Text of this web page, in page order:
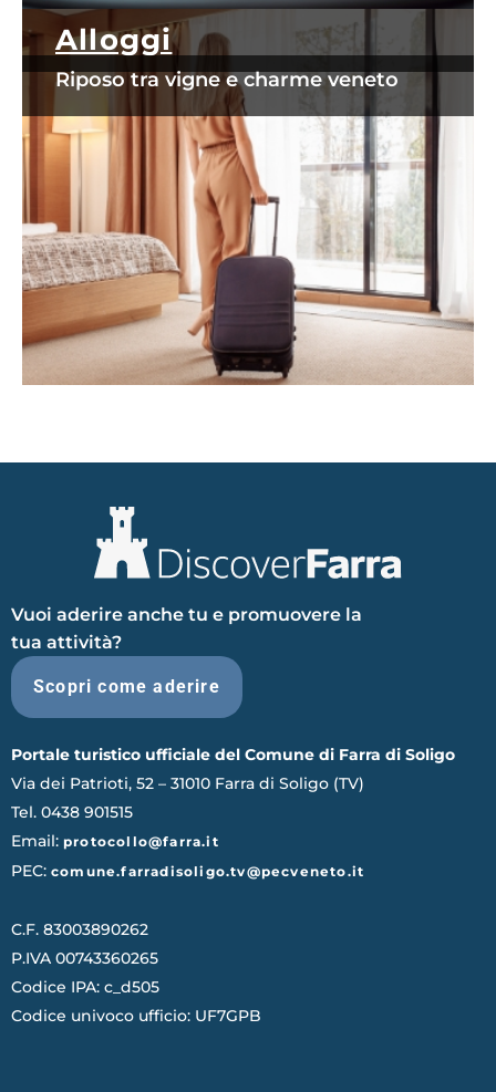
Alloggi
Riposo tra vigne e charme veneto
Vuoi aderire anche tu e promuovere la
tua attività?
Scopri come aderire
Portale turistico ufficiale del Comune di Farra di Soligo
Via dei Patrioti, 52 – 31010 Farra di Soligo (TV)
Tel. 0438 901515
Email: protocollo@farra.it
PEC: comune.farradisoligo.tv@pecveneto.it
C.F. 83003890262
P.IVA 00743360265
Codice IPA: c_d505
Codice univoco ufficio: UF7GPB